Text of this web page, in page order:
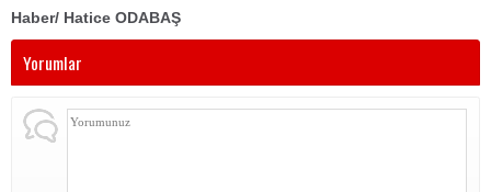
Haber/ Hatice ODABAŞ
Yorumlar